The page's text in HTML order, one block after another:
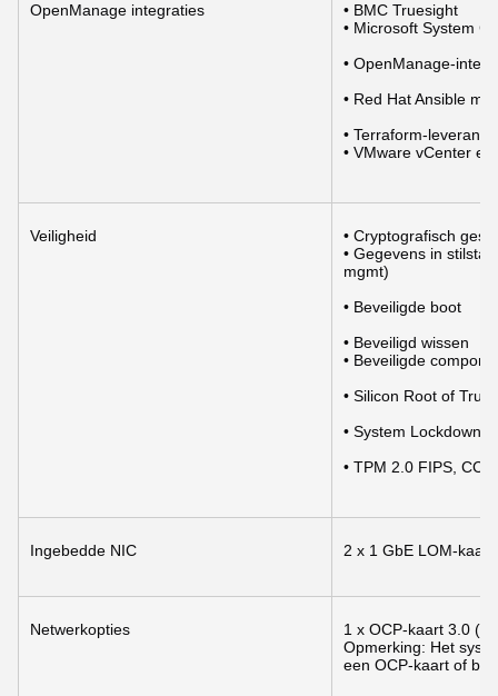
OpenManage integraties
• BMC Truesight
• Microsoft System
• OpenManage-
• Red Hat Ansible
• Terraform-
• VMware vCenter
Veiligheid
• Cryptografisch
• Gegevens in
mgmt)
• Beveiligde boot
• Beveiligd wissen
• Beveiligde
• Silicon Root of Trust
• System Lockdown
• TPM 2.0 FIPS,
Ingebedde NIC 2 x 1 GbE LOM-
Netwerkopties
1 x OCP-kaart 3.0
Opmerking: Het
een OCP-kaart of